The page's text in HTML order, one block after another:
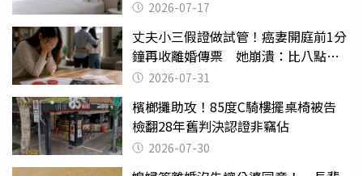
2026-07-17
丈夫小三假證做試管！癌妻開庭前1分
鐘再收離婚傳票 她崩潰：比八點檔
還扯2026-07-31
檳榔攤助攻！85度C騎樓擺桌椅被告
檢翻28年舊判決認證非竊佔
2026-07-30